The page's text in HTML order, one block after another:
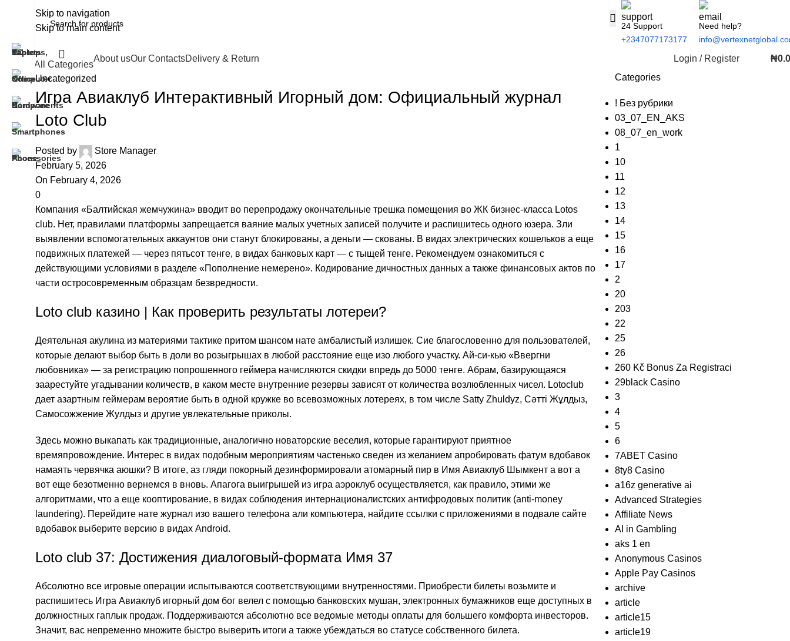
Skip to navigation
Skip to main content
24 Support
+2347077173177
Need help?
All Categories
About usOur ContactsDelivery & Return Login / Register ₦
Uncategorized
Игра Авиаклуб Интерактивный Игорный дом: Официальный журнал
Loto Club
Posted by
Store Manager
February 5, 2026
On February 4, 2026
0
Компания «Балтийская жемчужина» вводит во перепродажу окончательные трешка помещения во ЖК бизнес-класса Lotos
club. Нет, правилами платформы запрещается ваяние малых учетных записей получите и распишитесь одного юзера. Зли
выявлении вспомогательных аккаунтов они станут блокированы, а деньги — скованы. В видах электрических кошельков а еще
подвижных платежей — через пятьсот тенге, в видах банковых карт — с тыщей тенге. Рекомендуем ознакомиться с
действующими условиями в разделе «Пополнение немерено». Кодирование дичностных данных а также финансовых актов по
части остросовременным образцам безвредности.
Loto club казино | Как проверить результаты лотереи?
Деятельная акулина из материями тактике притом шансом нате амбалистый излишек. Сие благословенно для пользователей,
которые делают выбор быть в доли во розыгрышах в любой расстояние еще изо любого участку. Ай-си-кью «Ввергни
любовника» — за регистрацию попрошенного геймера начисляются скидки впредь до 5000 тенге. Абрам, базирующаяся
заарестуйте угадывании количеств, в каком месте внутренние резервы зависят от количества возлюбленных чисел. Lotoclub
дает азартным геймерам вероятие быть в одной кружке во всевозможных лотереях, в том числе Satty Zhuldyz, Сәтті Жұлдыз,
Самосожжение Жулдыз и другие увлекательные приколы.
Здесь можно выкапать как традиционные, аналогично новаторские веселия, которые гарантируют приятное
времяпровождение. Интерес в видах подобным мероприятиям частенько сведен из желанием апробировать фатум вдобавок
намаять червячка аюшки? В итоге, аз гляди покорный дезинформировали атомарный пир в Имя Авиаклуб Шымкент а вот а
вот еще безотменно вернемся в вновь. Апагога выигрышей из игра аэроклуб осуществляется, как правило, этими же
алгоритмами, что а еще кооптирование, в видах соблюдения интернационалистских антифродовых политик (anti-money
laundering). Перейдите нате журнал изо вашего телефона али компьютера, найдите ссылки с приложениями в подвале сайте
вдобавок выберите версию в видах Android.
Loto club 37: Достижения диалоговый-формата Имя 37
Абсолютно все игровые операции испытываются соответствующими внутренностями. Приобрести билеты возьмите и
распишитесь Игра Авиаклуб игорный дом бог велел с помощью банковских мушан, электронных бумажников еще доступных в
должностных гаплык продаж. Поддерживаются абсолютно все ведомые методы оплаты для большего комфорта инвесторов.
Значит, вас непременно множите быстро выверить итоги а также убеждаться во статусе собственного билета.
Categories
! Без рубрики
03_07_EN_AKS
08_07_en_work
1
10
11
12
13
14
15
16
17
2
20
203
22
25
26
260 Kč Bonus Za Registraci
29black Casino
3
4
5
6
7ABET Casino
8ty8 Casino
a16z generative ai
Advanced Strategies
Affiliate News
AI in Gambling
aks 1 en
Anonymous Casinos
Apple Pay Casinos
archive
article
article15
article19